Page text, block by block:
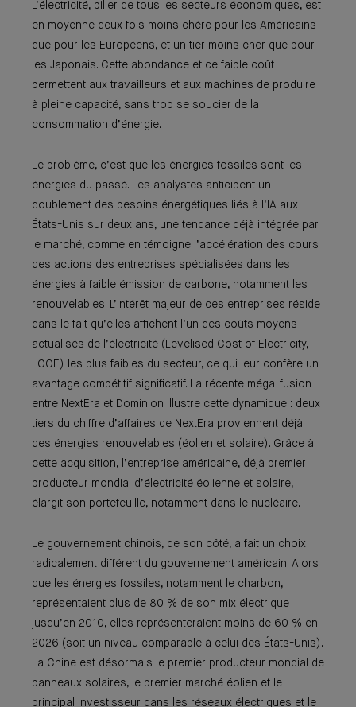
L’électricité, pilier de tous les secteurs économiques, est
en moyenne deux fois moins chère pour les Américains
que pour les Européens, et un tier moins cher que pour
les Japonais. Cette abondance et ce faible coût
permettent aux travailleurs et aux machines de produire
à pleine capacité, sans trop se soucier de la
consommation d’énergie.
Le problème, c’est que les énergies fossiles sont les
énergies du passé. Les analystes anticipent un
doublement des besoins énergétiques liés à l’IA aux
États-Unis sur deux ans, une tendance déjà intégrée par
le marché, comme en témoigne l’accélération des cours
des actions des entreprises spécialisées dans les
énergies à faible émission de carbone, notamment les
renouvelables. L’intérêt majeur de ces entreprises réside
dans le fait qu’elles affichent l’un des coûts moyens
actualisés de l’électricité (Levelised Cost of Electricity,
LCOE) les plus faibles du secteur, ce qui leur confère un
avantage compétitif significatif. La récente méga-fusion
entre NextEra et Dominion illustre cette dynamique : deux
tiers du chiffre d’affaires de NextEra proviennent déjà
des énergies renouvelables (éolien et solaire). Grâce à
cette acquisition, l’entreprise américaine, déjà premier
producteur mondial d’électricité éolienne et solaire,
élargit son portefeuille, notamment dans le nucléaire.
Le gouvernement chinois, de son côté, a fait un choix
radicalement différent du gouvernement américain. Alors
que les énergies fossiles, notamment le charbon,
représentaient plus de 80 % de son mix électrique
jusqu’en 2010, elles représenteraient moins de 60 % en
2026 (soit un niveau comparable à celui des États-Unis).
La Chine est désormais le premier producteur mondial de
panneaux solaires, le premier marché éolien et le
principal investisseur dans les réseaux électriques et le